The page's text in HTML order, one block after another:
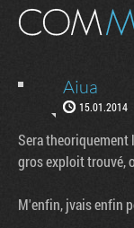
Aiua
15.01.2014
Sera theoriquement
gros exploit trouvé,
M'enfin, jvais enfin